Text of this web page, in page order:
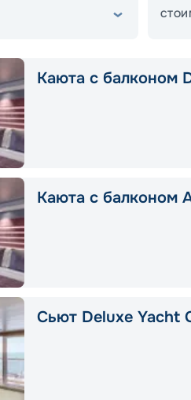
Каюта с балконом
Каюта с балконом
Сьют Deluxe Yacht